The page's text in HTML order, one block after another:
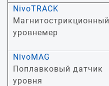
NivoTRACK
Магнитострикционный
уровнемер
NivoMAG
Поплавковый датчик
уровня